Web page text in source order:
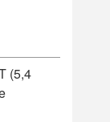
(5,4